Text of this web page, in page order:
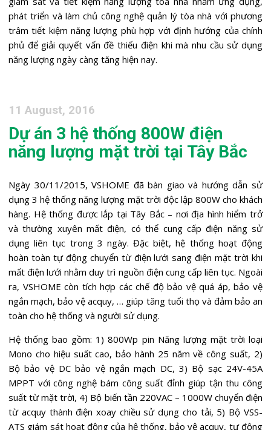
phát triển và làm chủ công nghệ quản lý tòa nhà với phương
trâm tiết kiệm năng lượng phù hợp với định hướng của chính
phủ để giải quyết vấn đề thiếu điện khi mà nhu cầu sử dụng
năng lượng ngày càng tăng hiện nay.
11 August, 2016
Dự án 3 hệ thống 800W điện
năng lượng mặt trời tại Tây Bắc
Ngày 30/11/2015, VSHOME đã bàn giao và hướng dẫn sử
dụng 3 hệ thống năng lượng mặt trời độc lập 800W cho khách
hàng. Hệ thống được lắp tại Tây Bắc – nơi địa hình hiểm trở
và thường xuyên mất điện, có thể cung cấp điện năng sử
dụng liên tục trong 3 ngày. Đặc biệt, hệ thống hoạt động
hoàn toàn tự động chuyển từ điện lưới sang điện mặt trời khi
mất điện lưới nhằm duy trì nguồn điện cung cấp liên tục. Ngoài
ra, VSHOME còn tích hợp các chế độ bảo vệ quá áp, bảo vệ
ngắn mạch, bảo vệ acquy, … giúp tăng tuổi thọ và đảm bảo an
toàn cho hệ thống và người sử dụng.
Hệ thống bao gồm: 1) 800Wp pin Năng lượng mặt trời loại
Mono cho hiệu suất cao, bảo hành 25 năm về công suất, 2)
Bộ bảo vệ DC bảo vệ ngắn mạch DC, 3) Bộ sạc 24V-45A
MPPT với công nghệ bám công suất đỉnh giúp tận thu công
suất từ mặt trời, 4) Bộ biến tần 220VAC – 1000W chuyển điện
từ acquy thành điện xoay chiều sử dụng cho tải, 5) Bộ VSS-
ATS giám sát hoạt động của hệ thống, bảo vệ acquy, tự động